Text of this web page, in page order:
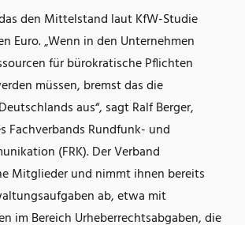
den Mittelstand laut KfW-Studie
Euro. „Wenn in den Unternehmen
für bürokratische Pflichten
müssen, bremst das die
aus“, sagt Ralf Berger,
Fachverbands Rundfunk- und
(FRK). Der Verband
Mitglieder und nimmt ihnen bereits
ab, etwa mit
im Bereich Urheberrechtsabgaben, die